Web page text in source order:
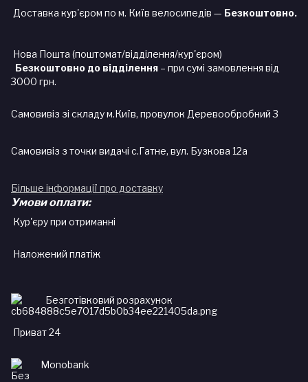
Доставка кур'єром по м. Київ велосипедів — Безкоштовно.
Нова Пошта (поштомат/відділення/кур'єром)
Безкоштовно до відділення – при сумі замовлення від
3000 грн.
Самовивіз зі складу м.Київ, провулок Деревообробний 3
Самовивіз з точки видачі с.Гатне, вул. Бузкова 12а
Більше інформації про доставку
Умови оплати:
Кур'єру при отриманні
Наложений платіж
Безготівковий розрахунок
Приват 24
Monobank